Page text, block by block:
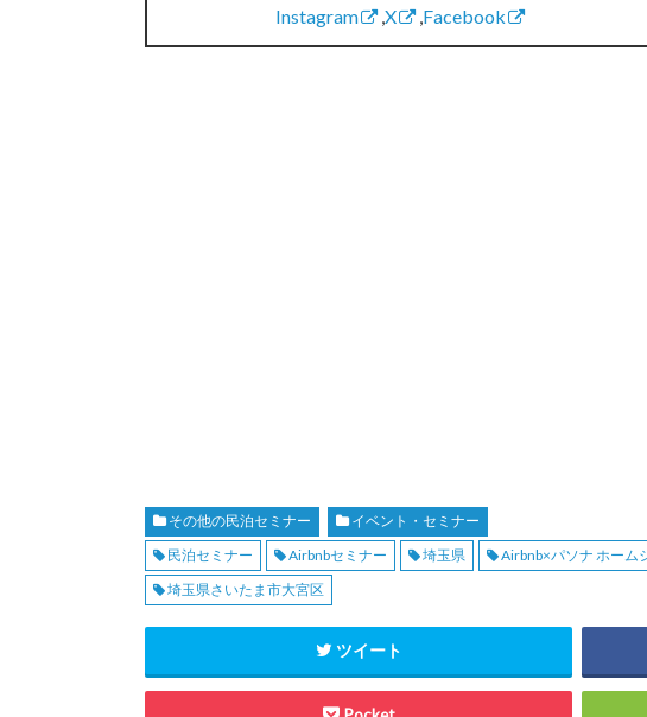
Instagram
X Facebook
その他の民泊セミナー
イベント・セミナー
民泊セミナー
Airbnbセミナー 埼玉県 Airbnb×パソナ ホーム
埼玉県さいたま市大宮区
ツイート